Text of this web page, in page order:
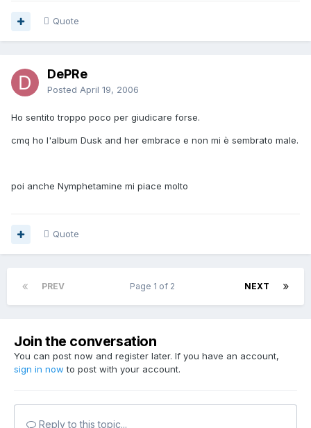
Quote
DePRe
Posted April 19, 2006
Ho sentito troppo poco per giudicare forse.
cmq ho l'album Dusk and her embrace e non mi è sembrato male.
poi anche Nymphetamine mi piace molto
Quote
PREV NEXT
Page 1 of 2
Join the conversation
You can post now and register later. If you have an account,
sign in now to post with your account.
Reply to this topic...